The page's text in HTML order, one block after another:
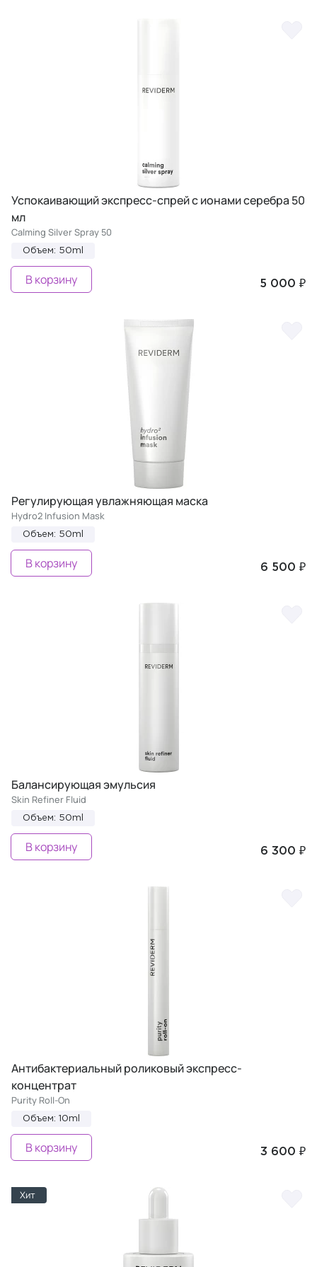
Успокаивающий экспресс-спрей с ионами серебра 50
мл
Calming Silver Spray 50
Объем: 50ml
5 000 ₽
В корзину
Регулирующая увлажняющая маска
Hydro2 Infusion Mask
Объем: 50ml
6 500 ₽
В корзину
Балансирующая эмульсия
Skin Refiner Fluid
Объем: 50ml
6 300 ₽
В корзину
Антибактериальный роликовый экспресс-
концентрат
Purity Roll-On
Объем: 10ml
3 600 ₽
В корзину
Хит